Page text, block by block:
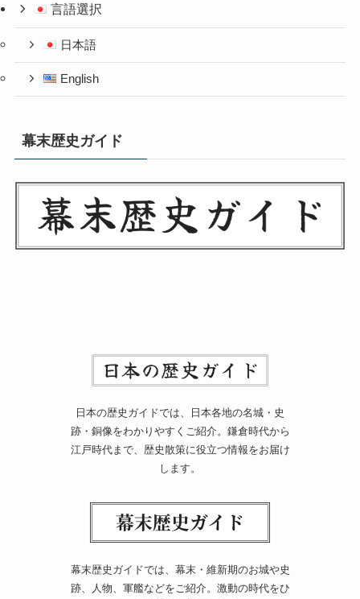
言語選択
日本語
English
幕末歴史ガイド
日本の歴史ガイドでは、日本各地の名城・史
跡・銅像をわかりやすくご紹介。鎌倉時代から
江戸時代まで、歴史散策に役立つ情報をお届け
します。
幕末歴史ガイドでは、幕末・維新期のお城や史
跡、人物、軍艦などをご紹介。激動の時代をひ